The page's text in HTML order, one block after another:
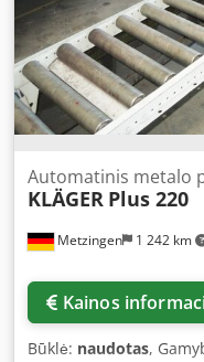
Metzingen 1 242 km
Automatinis metalo
KLÄGER Plus 220
Kainos
Būklė: naudotas,